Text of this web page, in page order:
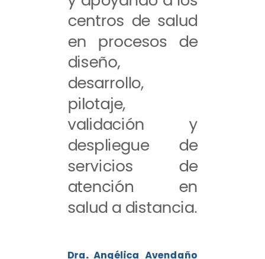
centros de salud
en procesos de
diseño,
desarrollo,
pilotaje,
validación y
despliegue de
servicios de
atención en
salud a distancia.
Dra. Angélica Avendaño